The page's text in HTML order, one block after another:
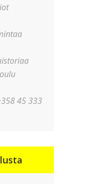
45 333